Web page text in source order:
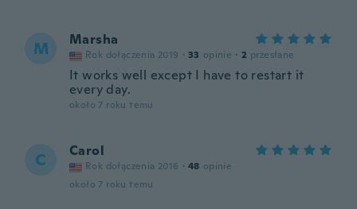
M Marsha
Rok dołączenia 2019 · 33 opinie · 2 przesłane
It works well except I have to restart it
every day.
około 7 roku temu
C Carol
Rok dołączenia 2016 · 48 opinie
około 7 roku temu